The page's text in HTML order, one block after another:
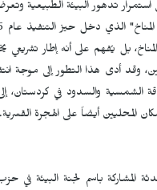
استمرار تدهور البيئة الطبيعية
بل يُفهم على أنه إطار
وقد أدى هذا التطور إلى موجة
الشمسية والسدود في
المحليين أيضاً على الهجرة القسرية.
المشاركة باسم لجنة البيئة في